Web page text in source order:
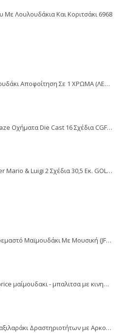
Με Λουλουδάκια Και Κοριτσάκι 6968
Λούτρινο Αρκουδάκι Αποφοίτηση Σε 1 ΧΡΩΜΑ (ΛΕΥΚΟ)25Εκ 1850
Fisher-Price Blaze Οχήματα Die Cast 16 Σχέδια CGF20
Λούτρινα Super Mario & Luigi 2 Σχέδια 30,5 Εκ. GOL13769
Fisher Price Κρεμαστό Μαϊμουδάκι Με Μουσική (JFF02)
Mattel fisher-price μαίμουδακι - μπαλιτσα με κινηση JLB95
Fisher-Price Μαξιλαράκι Δραστηριοτήτων με Αρκουδάκι (JHB44)